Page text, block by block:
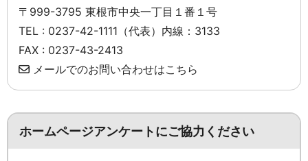
〒999-3795 東根市中央一丁目１番１号
TEL : 0237-42-1111（代表）内線：3133
FAX : 0237-43-2413
メールでのお問い合わせはこちら
ホームページアンケートにご協力ください